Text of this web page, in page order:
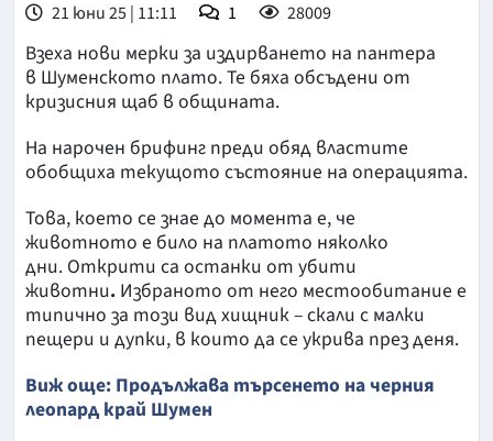
21 юни 25 | 11:11 1 28009
Взеха нови мерки за издирването на пантера
в Шуменското плато. Те бяха обсъдени от
кризисния щаб в общината.
На нарочен брифинг преди обяд властите
обобщиха текущото състояние на операцията.
Това, което се знае до момента е, че
животното е било на платото няколко
дни. Открити са останки от убити
животни. Избраното от него местообитание е
типично за този вид хищник – скали с малки
пещери и дупки, в които да се укрива през деня.
Виж още: Продължава търсенето на черния
леопард край Шумен